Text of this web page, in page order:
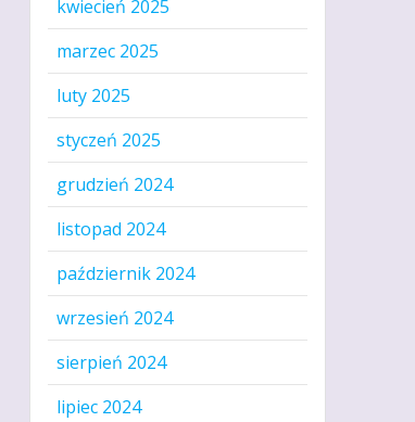
kwiecień 2025
marzec 2025
luty 2025
styczeń 2025
grudzień 2024
listopad 2024
październik 2024
wrzesień 2024
sierpień 2024
lipiec 2024